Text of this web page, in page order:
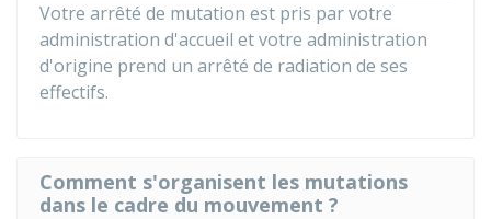
Votre arrêté de mutation est pris par votre
administration d'accueil et votre administration
d'origine prend un arrêté de radiation de ses
effectifs.
Comment s'organisent les mutations
dans le cadre du mouvement ?